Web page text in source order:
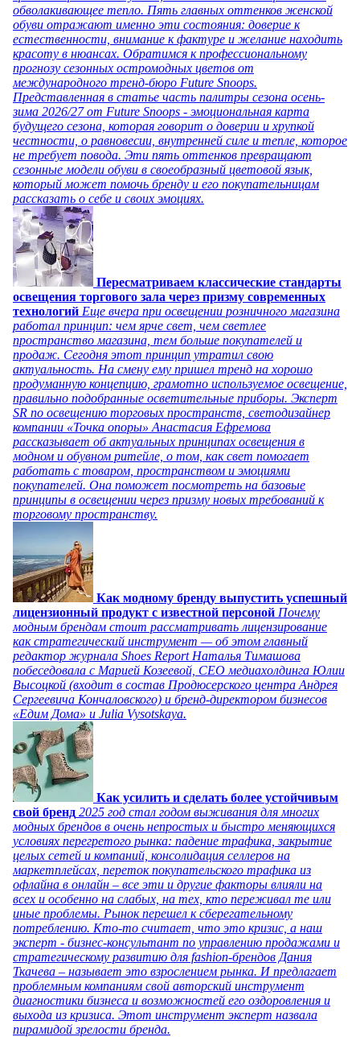
обволакивающее тепло. Пять главных оттенков женской
обуви отражают именно эти состояния: доверие к
естественности, внимание к фактуре и желание находить
красоту в нюансах. Обратимся к профессиональному
прогнозу сезонных остромодных цветов от
международного тренд-бюро Future Snoops.
Представленная в статье часть палитры сезона осень-
зима 2026/27 от Future Snoops - эмоциональная карта
будущего сезона, которая говорит о доверии и хрупкой
честности, о равновесии, внутренней силе и тепле, которое
не требует повода. Эти пять оттенков превращают
сезонные модели обуви в своеобразный цветовой язык,
который может помочь бренду и его покупательницам
рассказать о себе и своих эмоциях.
Пересматриваем классические стандарты
освещения торгового зала через призму современных
технологий Еще вчера при освещении розничного магазина
работал принцип: чем ярче свет, чем светлее
пространство магазина, тем больше покупателей и
продаж. Сегодня этот принцип утратил свою
актуальность. На смену ему пришел тренд на хорошо
продуманную концепцию, грамотно используемое освещение,
правильно подобранные осветительные приборы. Эксперт
SR по освещению торговых пространств, светодизайнер
компании «Точка опоры» Анастасия Ефремова
рассказывает об актуальных принципах освещения в
модном и обувном ритейле, о том, как свет помогает
работать с товаром, пространством и эмоциями
покупателей. Она поможет посмотреть на базовые
принципы в освещении через призму новых требований к
торговому пространству.
Как модному бренду выпустить успешный
лицензионный продукт с известной персоной Почему
модным брендам стоит рассматривать лицензирование
как стратегический инструмент — об этом главный
редактор журнала Shoes Report Наталья Тимашова
побеседовала с Марией Козеевой, СЕО медиахолдинга Юлии
Высоцкой (входит в состав Продюсерского центра Андрея
Сергеевича Кончаловского) и бренд-директором бизнесов
«Едим Дома» и Julia Vysotskaya.
Как усилить и сделать более устойчивым
свой бренд 2025 год стал годом выживания для многих
модных брендов в очень непростых и быстро меняющихся
условиях перегретого рынка: падение трафика, закрытие
целых сетей и компаний, консолидация селлеров на
маркетплейсах, переток покупательского трафика из
офлайна в онлайн – все эти и другие факторы влияли на
всех и особенно на слабых, на тех, кто переживал те или
иные проблемы. Рынок перешел к сберегательному
потреблению. Кто-то считает, что это кризис, а наш
эксперт - бизнес-консультант по управлению продажами и
стратегическому развитию для fashion-брендов Дания
Ткачева – называет это взрослением рынка. И предлагает
проблемным компаниям свой авторский инструмент
диагностики бизнеса и возможностей его оздоровления и
выхода из кризиса. Этот инструмент эксперт назвала
пирамидой зрелости бренда.